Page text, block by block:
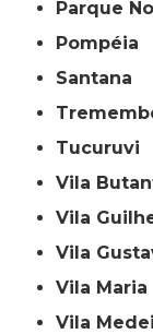
Parque
Pompéia
Santana
Tucuruvi
Vila
Vila
Vila
Vila Maria
Vila